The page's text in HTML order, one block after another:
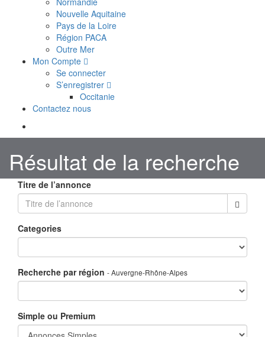
Nouvelle Aquitaine
Pays de la Loire
Région PACA
Outre Mer
Mon Compte
Se connecter
S’enregistrer
Occitanie
Contactez nous
Résultat de la recherche
Titre de l’annonce
Categories
Recherche par région - Auvergne-Rhône-Alpes
Simple ou Premium